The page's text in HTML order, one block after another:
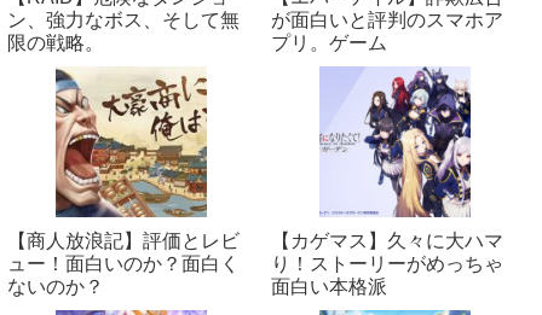
ン、強力なボス、そして無
限の戦略。
が面白いと評判のスマホア
プリ。ゲーム
【商人放浪‪記】評価とレビ
ュー！面白いのか？面白く
ないのか？
【カゲマス】久々に大ハマ
り！ストーリーがめっちゃ
面白い本格派